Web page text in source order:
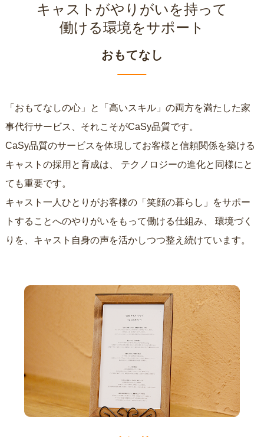
キャストがやりがいを持って
働ける環境をサポート
おもてなし
「おもてなしの心」と「高いスキル」の両方を満たした家
事代行サービス、それこそがCaSy品質です。
CaSy品質のサービスを体現してお客様と信頼関係を築ける
キャストの採用と育成は、
ても重要です。
キャスト一人ひとりがお客様の「笑顔の暮らし」をサポー
トすることへのやりがいをもって働ける仕組み、
りを、キャスト自身の声を活かしつつ整え続けています。